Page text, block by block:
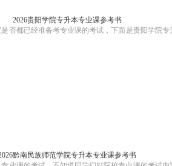
2026贵阳学院专升本专业课参考书
否都已经准备考专业课的考试，下面是贵阳学院
黔南民族师范学院专升本专业课参考书